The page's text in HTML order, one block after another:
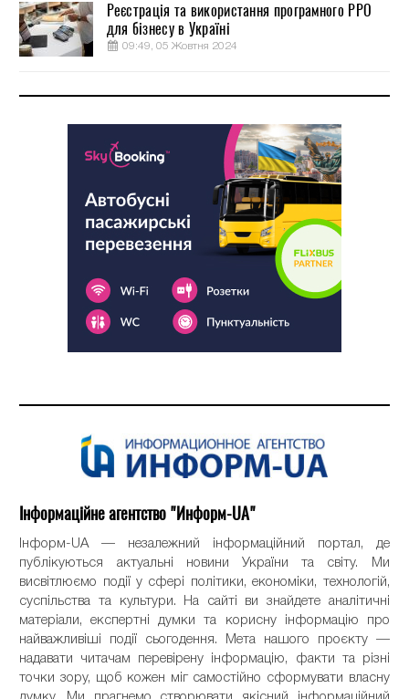
Реєстрація та використання програмного РРО
для бізнесу в Україні
09:49, 05 Жовтня 2024
Інформаційне агентство "Информ-UA"
Інформ-UA — незалежний інформаційний портал, де
публікуються актуальні новини України та світу. Ми
висвітлюємо події у сфері політики, економіки, технологій,
суспільства та культури. На сайті ви знайдете аналітичні
матеріали, експертні думки та корисну інформацію про
найважливіші події сьогодення. Мета нашого проєкту —
надавати читачам перевірену інформацію, факти та різні
точки зору, щоб кожен міг самостійно сформувати власну